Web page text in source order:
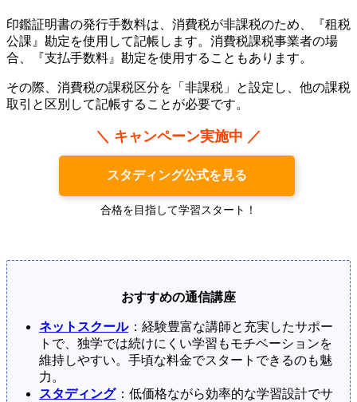
印鑑証明書の発行手数料は、消費税が非課税のため、『租税
公課』勘定を使用して記帳します。消費税課税事業者の場
合、『支払手数料』勘定を使用することもあります。
その際、消費税の課税区分を「非課税」と設定し、他の課税
取引と区別して記帳することが必要です。
＼ キャンペーン実施中 ／
スタディング公式を見る
合格を目指して学習スタート！
おすすめの通信講座
ネットスクール ：経験豊富な講師と充実したサポー
トで、独学では続けにくい学習もモチベーションを
維持しやすい。手頃な料金でスタートできるのも魅
力。
スタディング ：低価格ながら効率的な学習設計でサ